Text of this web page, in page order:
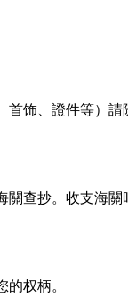
饰、證件等）
查抄。收支海
权柄。